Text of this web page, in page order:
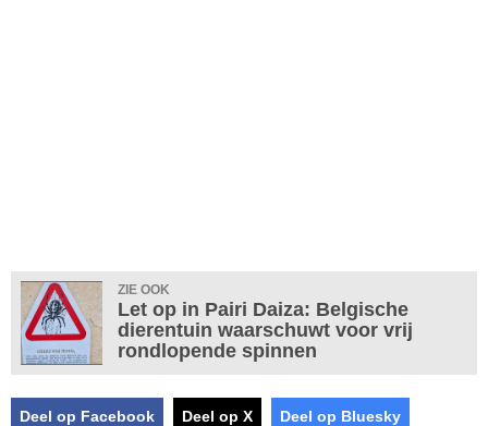
ZIE OOK
Let op in Pairi Daiza: Belgische
dierentuin waarschuwt voor vrij
rondlopende spinnen
Deel op Facebook Deel op X Deel op Bluesky